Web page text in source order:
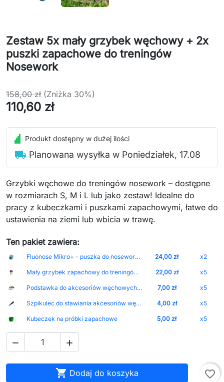
Zestaw 5x mały grzybek węchowy + 2x
puszki zapachowe do treningów
Nosework
158,00 zł (Zniżka 30%)
110,60 zł
Produkt dostępny w dużej ilości
local_shipping Planowana wysyłka w Poniedziałek, 17.08
Grzybki węchowe do treningów nosework – dostępne
w rozmiarach S, M i L lub jako zestaw! Idealne do
pracy z kubeczkami i puszkami zapachowymi, łatwe do
ustawienia na ziemi lub wbicia w trawę.
Ten pakiet zawiera:
Fluonose Mikro+ - puszka do nosework bez oznaczeń 24,00 zł x2
Mały grzybek zapachowy do treningów Nosework - rozmiar S 22,00 zł x5
Podstawka do akcesoriów węchowych Kolor-Brown 7,00 zł x5
Szpikulec do stawiania akcesoriów węchowych na trawniku 4,00 zł x5
Kubeczek na próbki zapachowe 5,00 zł x5
 
 Dodaj do koszyka favorite_border